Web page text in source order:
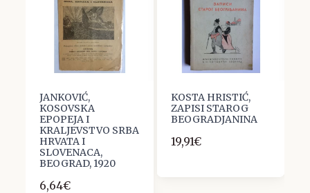
JANKOVIĆ,
KOSOVSKA
EPOPEJA I
KRALJEVSTVO SRBA
HRVATA I
SLOVENACA,
BEOGRAD, 1920
6,64€
KOSTA HRISTIĆ,
ZAPISI STAROG
BEOGRADJANINA
19,91€